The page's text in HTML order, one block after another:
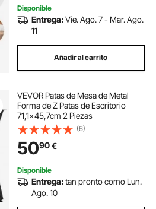
Disponible
Entrega:Vie. Ago. 7 - Mar. Ago.
11
Añadir al carrito
VEVOR Patas de Mesa de Metal
Forma de Z Patas de Escritorio
71,1x45,7cm 2 Piezas
(6)
5090€
Disponible
Entrega:tan pronto como Lun.
Ago. 10